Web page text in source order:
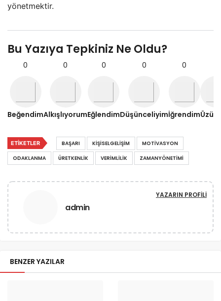
yönetmektir.
Bu Yazıya Tepkiniz Ne Oldu?
0
Beğendim
0
Alkışlıyorum
0
Eğlendim
0
Düşünceliyim
0
İğrendim
ETIKETLER BAŞARI KIŞISELGELIŞIM
MOTIVASYON
ODAKLANMA
ÜRETKENLIK VERIMLILIK ZAMANYÖNETIMI
admin
YAZARIN PROFILI
BENZER YAZILAR